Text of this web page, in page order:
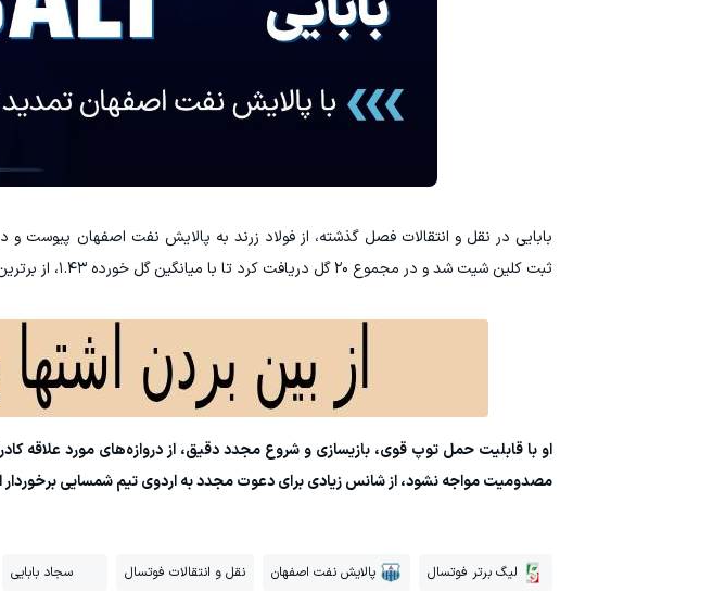
ثبت کلین شیت شد و در مجموع ۲۰ گل دریافت کرد تا با میانگین گل خورده ۱.۴۳، از برترین دروازه‌بان‌های فصل لقب بگیرد.
او با قابلیت حمل توپ قوی، بازیسازی و شروع مجدد دقیق، از دروازه‌های مورد علاقه
مصدومیت مواجه نشود، از شانس زیادی برای دعوت مجدد به اردوی تیم شمسایی
لیگ برتر فوتسال پالایش نفت اصفهان نقل و انتقالات فوتسال سجاد بابایی